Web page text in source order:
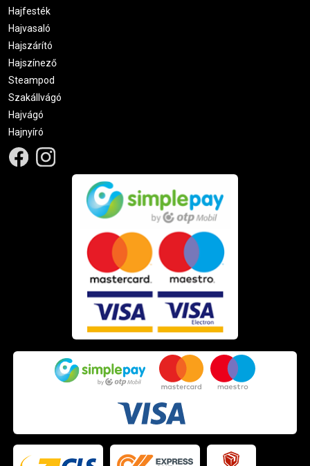
Hajfesték
Hajvasaló
Hajszárító
Hajszínező
Steampod
Szakállvágó
Hajvágó
Hajnyíró